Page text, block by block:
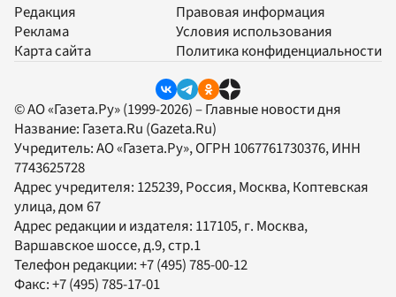
Редакция
Реклама
Карта сайта
Правовая информация
Условия использования
Политика конфиденциальности
© АО «Газета.Ру» (1999-2026) – Главные новости дня
Название: Газета.Ru (Gazeta.Ru)
Учредитель:АО «Газета.Ру», ОГРН 1067761730376, ИНН
7743625728
Адрес учредителя: 125239, Россия, Москва, Коптевская
улица, дом 67
Адрес редакции и издателя: 117105, г. Москва,
Варшавское шоссе, д.9, стр.1
Телефон редакции:+7 (495) 785-00-12
Факс:+7 (495) 785-17-01